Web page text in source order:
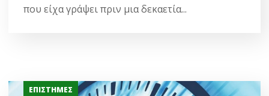
που είχα γράψει πριν μια δεκαετία...
ΕΠΙΣΤΉΜΕΣ